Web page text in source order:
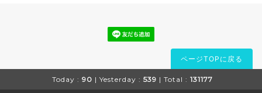
ページTOPに戻る
Today : 90 | Yesterday : 539 | Total : 131177